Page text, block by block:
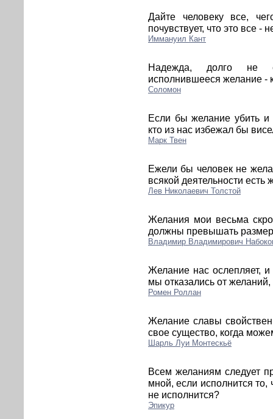
Дайте человеку все,
почувствует, что это все -
Иммануил Кант
Надежда, долго не
исполнившееся желание -
Соломон
Если бы желание убить и
кто из нас избежал бы
Марк Твен
Ежели бы человек не
всякой деятельности есть
Лев Николаевич Толстой
Желания мои весьма
должны превышать
Владимир Владимирович
Желание нас ослепляет,
мы отказались от
Ромен Роллан
Желание славы
свое существо, когда
Шарль Луи Монтескьё
Всем желаниям следует
мной, если исполнится
не исполнится?
Эпикур